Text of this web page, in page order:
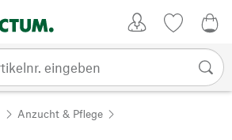
Anzucht & Pflege